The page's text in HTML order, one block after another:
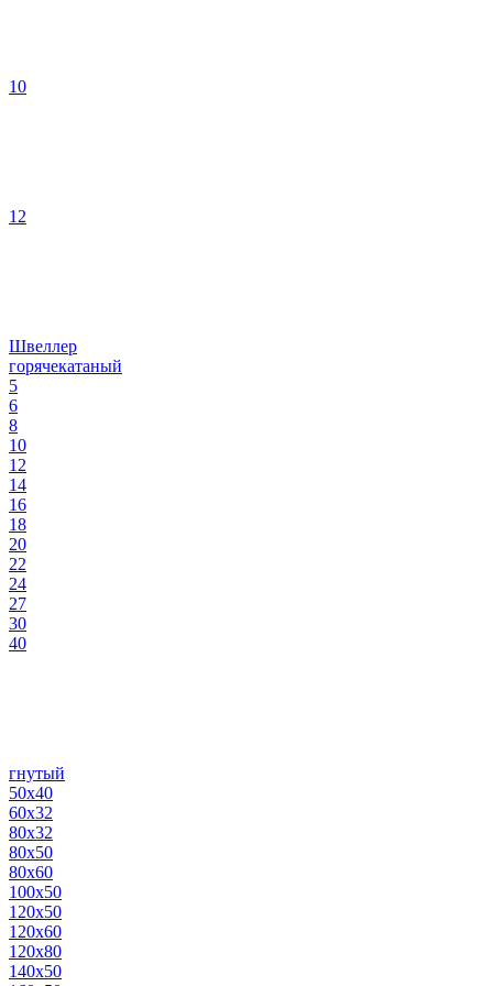
10
12
Швеллер
горячекатаный
5
6
8
10
12
14
16
18
20
22
24
27
30
40
гнутый
50х40
60х32
80х32
80х50
80х60
100х50
120х50
120х60
120х80
140х50